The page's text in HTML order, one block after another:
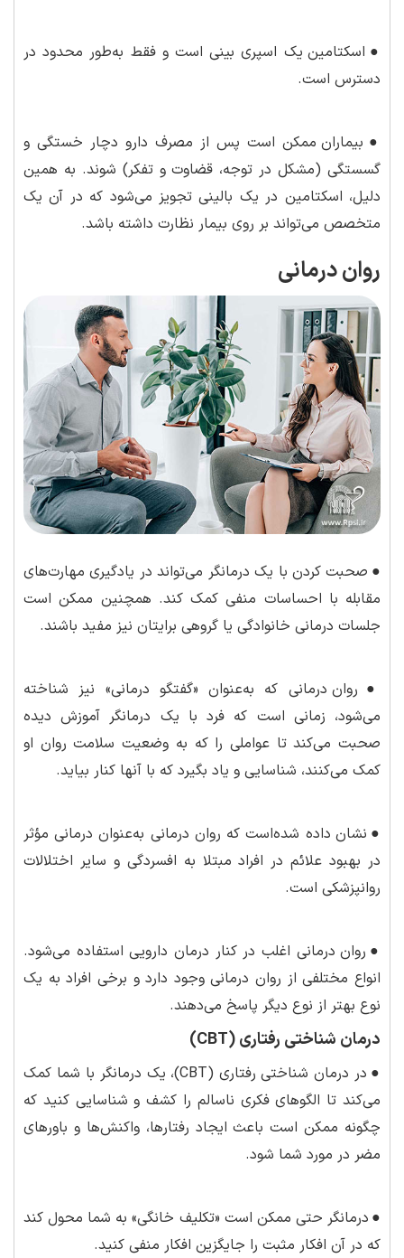
● اسکتامین یک اسپری بینی است و فقط به‌طور محدود در
دسترس است.
● بیماران ممکن است پس از مصرف دارو دچار خستگی و
گسستگی (مشکل در توجه، قضاوت و تفکر) شوند. به همین
دلیل، اسکتامین در یک بالینی تجویز می‌شود که در آن یک
متخصص می‌تواند بر روی بیمار نظارت داشته باشد.
روان درمانی
● صحبت کردن با یک درمانگر می‌تواند در یادگیری مهارت‌های
مقابله با احساسات منفی کمک کند. همچنین ممکن است
جلسات درمانی خانوادگی یا گروهی برایتان نیز مفید باشند.
● روان درمانی که به‌عنوان «گفتگو درمانی» نیز شناخته
می‌شود، زمانی است که فرد با یک درمانگر آموزش دیده
صحبت می‌کند تا عواملی را که به وضعیت سلامت روان او
کمک می‌کنند، شناسایی و یاد بگیرد که با آنها کنار بیاید.
● نشان داده شده‌است که روان درمانی به‌عنوان درمانی مؤثر
در بهبود علائم در افراد مبتلا به افسردگی و سایر اختلالات
روانپزشکی است.
● روان درمانی اغلب در کنار درمان دارویی استفاده می‌شود.
انواع مختلفی از روان درمانی وجود دارد و برخی افراد به یک
نوع بهتر از نوع دیگر پاسخ می‌دهند.
درمان شناختی رفتاری (CBT)
●
در درمان شناختی رفتاری (CBT)، یک درمانگر با شما کمک
می‌کند تا الگوهای فکری ناسالم را کشف و شناسایی کنید که
چگونه ممکن است باعث ایجاد رفتارها، واکنش‌ها و باورهای
مضر در مورد شما شود.
● درمانگر حتی ممکن است «تکلیف خانگی» به شما محول کند
که در آن افکار مثبت را جایگزین افکار منفی کنید.